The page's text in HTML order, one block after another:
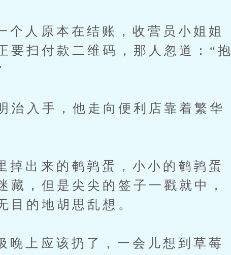
原本在结账，收营员小姐姐
要扫付款二维码，那人忽道：“抱
手，他走向便利店靠着繁华
来的鹌鹑蛋，小小的鹌鹑蛋
藏，但是尖尖的签子一戳就中，
目的地胡思乱想。
应该扔了，一会儿想到草莓